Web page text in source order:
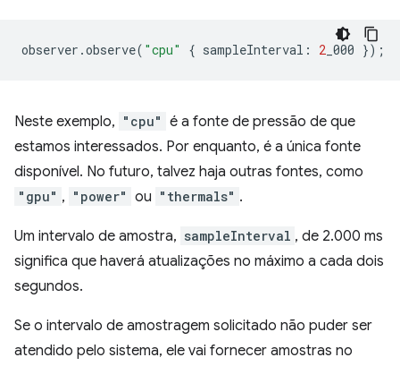
observer .observe( "cpu" { sampleInterval : 2 _000 });
Neste exemplo, "cpu" é a fonte de pressão de que
estamos interessados. Por enquanto, é a única fonte
disponível. No futuro, talvez haja outras fontes, como
"gpu" , "power" ou "thermals" .
Um intervalo de amostra, sampleInterval , de 2.000 ms
significa que haverá atualizações no máximo a cada dois
segundos.
Se o intervalo de amostragem solicitado não puder ser
atendido pelo sistema, ele vai fornecer amostras no